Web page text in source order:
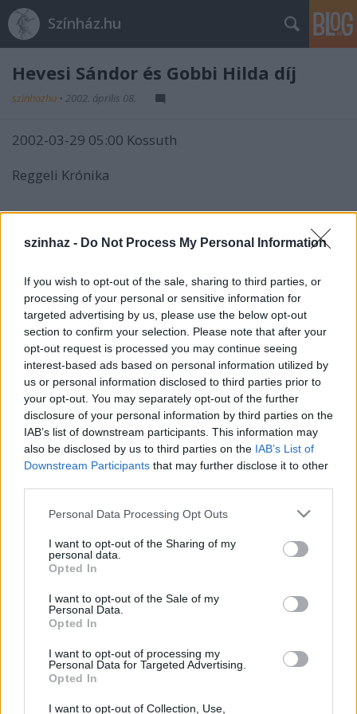
szinhaz - Do Not Process My Personal Information
If you wish to opt-out of the sale, sharing to third parties, or
processing of your personal or sensitive information for
targeted advertising by us, please use the below opt-out
section to confirm your selection. Please note that after your
opt-out request is processed you may continue seeing
interest-based ads based on personal information utilized by
us or personal information disclosed to third parties prior to
your opt-out. You may separately opt-out of the further
disclosure of your personal information by third parties on the
IAB’s list of downstream participants. This information may
also be disclosed by us to third parties on the IAB’s List of
Downstream Participants that may further disclose it to other
Please note that this website/app uses one or more Google
not limited to your visit or usage behaviour. You may click to
grant or deny consent to Google and its third-party tags to
use your data for below specified purposes in below Google
consent section.
Personal Data Processing Opt Outs
I want to opt-out of the Sharing of my
personal data.
Opted In
I want to opt-out of the Sale of my
Personal Data.
Opted In
I want to opt-out of processing my
Personal Data for Targeted Advertising.
Opted In
I want to opt-out of Collection, Use,
Színház.hu
Hevesi Sándor és Gobbi Hilda díj
szinhazhu • 2002. április 08.
2002-03-29 05:00 Kossuth
Reggeli Krónika
hírek
B.: - A Fővárosi Madách Színházban Bába Krisztina
műfordító, Gombár Judit díszlet-és jelmeztervező, és
Szűcs Miklós a Budapesti Kamarszínház igazgatója
vehette át a Hevesi Sándor díjat. A MASZK
Színészegyesület Gobbi Hilda díját Mednyánszky
Ági, a budapesti Operett Színház örökös tagja kapta.
Soós Imre díjban részesült Soltész Erzsébet a Pesti
Magyar Színház művésze, és Bozsó Péter a
budapesti Kamaraszínház tagja.
Ajánlott bejegyzések:
Ősszel érkezik az Infinite Dance Festival